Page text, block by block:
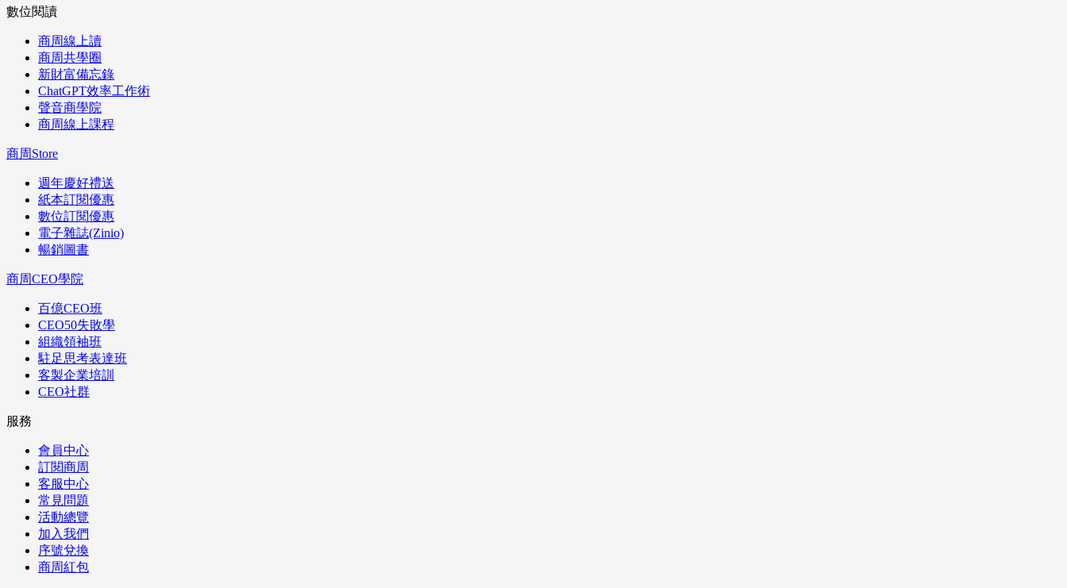
數位閱讀
商周線上讀
商周共學圈
新財富備忘錄
ChatGPT效率工作術
聲音商學院
商周線上課程
商周Store
週年慶好禮送
紙本訂閱優惠
數位訂閱優惠
電子雜誌(Zinio)
暢銷圖書
商周CEO學院
百億CEO班
CEO50失敗學
組織領袖班
駐足思考表達班
客製企業培訓
CEO社群
服務
會員中心
訂閱商周
客服中心
常見問題
活動總覽
加入我們
序號兌換
商周紅包